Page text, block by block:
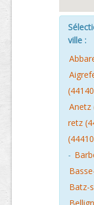
ville :
Anetz
retz
-
Batz-